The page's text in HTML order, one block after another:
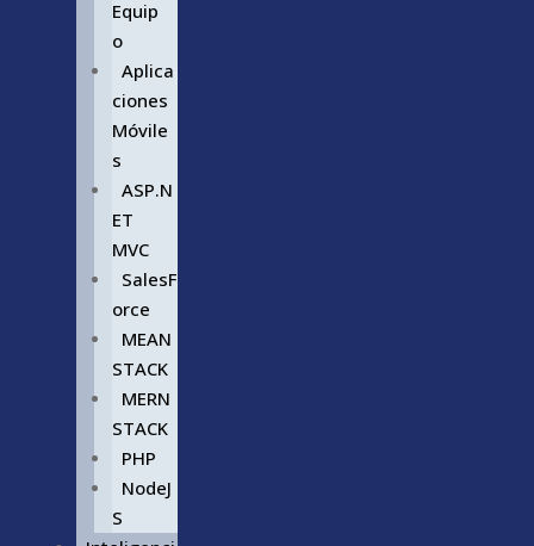
Equip
o
Aplica
ciones
Móvile
s
ASP.N
ET
MVC
SalesF
orce
MEAN
STACK
MERN
STACK
PHP
NodeJ
S